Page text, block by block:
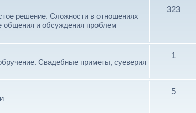
решение. Сложности в отношениях
общения и обсуждения проблем
323
Свадебные приметы, суеверия
1
5